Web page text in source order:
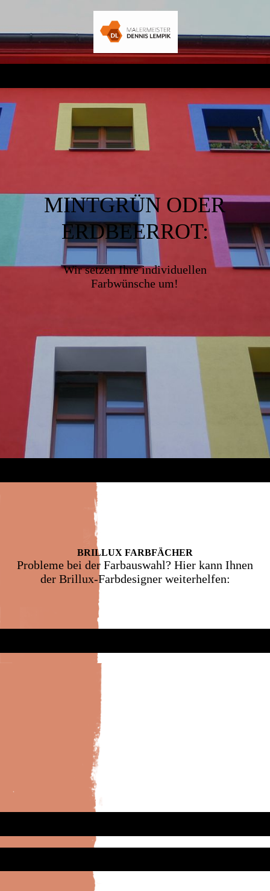
MINTGRÜN ODER
ERDBEERROT:
Wir setzen Ihre individuellen
Farbwünsche um!
BRILLUX FARB­FÄCHER
Probleme bei der Farbauswahl? Hier kann Ihnen
der Brillux-Farbdesigner weiterhelfen: